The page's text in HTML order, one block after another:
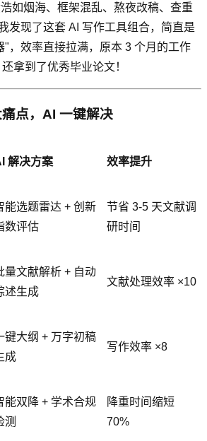
如烟海、框架混乱、熬夜改稿、查重
发现了这套 AI 写作工具组合，简直是
"，效率直接拉满，原本 3 个月的工作
拿到了优秀毕业论文！
痛点，AI 一键解决
解决方案 效率提升
能选题雷达 + 创新
数评估
节省 3-5 天文献调
研时间
量文献解析 + 自动
述生成
文献处理效率 ×10
键大纲 + 万字初稿
成
写作效率 ×8
能双降 + 学术合规
测
降重时间缩短
70%